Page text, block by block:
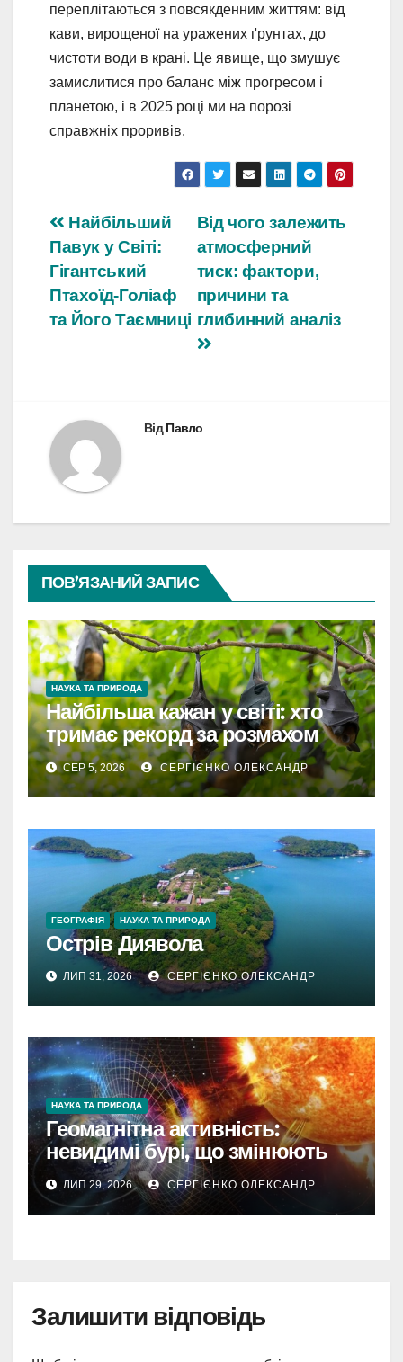
переплітаються з повсякденним життям: від
кави, вирощеної на уражених ґрунтах, до
чистоти води в крані. Це явище, що змушує
замислитися про баланс між прогресом і
планетою, і в 2025 році ми на порозі
справжніх проривів.
Навігація
записів
Від чого залежить
атмосферний
тиск: фактори,
причини та
глибинний аналіз
Найбільший
Павук у Світі:
Гігантський
Птахоїд-Голіаф
та Його Таємниці
ВідПавло
ПОВ’ЯЗАНИЙ ЗАПИС
НАУКА ТА ПРИРОДА
Найбільша кажан у світі: хто
тримає рекорд за розмахом
крил
СЕР 5, 2026 СЕРГІЄНКО ОЛЕКСАНДР
ГЕОГРАФІЯ НАУКА ТА ПРИРОДА
Острів Диявола
ЛИП 31, 2026 СЕРГІЄНКО ОЛЕКСАНДР
НАУКА ТА ПРИРОДА
Геомагнітна активність:
невидимі бурі, що змінюють
наш світ
ЛИП 29, 2026 СЕРГІЄНКО ОЛЕКСАНДР
Залишити відповідь